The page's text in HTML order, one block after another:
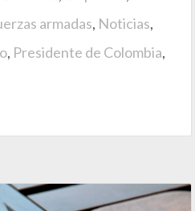
armadas, Noticias,
, Presidente de Colombia,